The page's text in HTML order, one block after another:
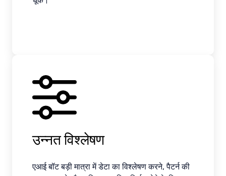
उन्नत विश्लेषण
एआई बॉट बड़ी मात्रा में डेटा का विश्लेषण करने, पैटर्न की